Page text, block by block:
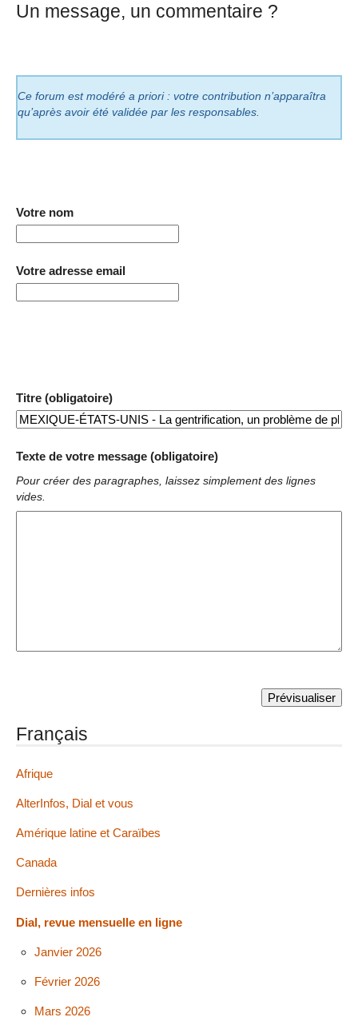
Un message, un commentaire ?
Ce forum est modéré a priori : votre contribution n’apparaîtra
qu’après avoir été validée par les responsables.
Votre nom
Votre adresse email
Titre (obligatoire)
Texte de votre message (obligatoire)
Pour créer des paragraphes, laissez simplement des lignes
vides.
Français
Afrique
AlterInfos, Dial et vous
Amérique latine et Caraïbes
Canada
Dernières infos
Dial, revue mensuelle en ligne
Janvier 2026
Février 2026
Mars 2026